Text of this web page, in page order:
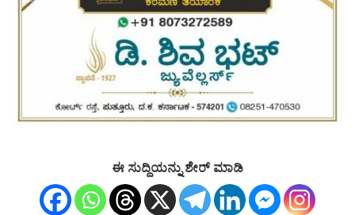
ಈ ಸುದ್ದಿಯನ್ನು ಶೇರ್ ಮಾಡಿ